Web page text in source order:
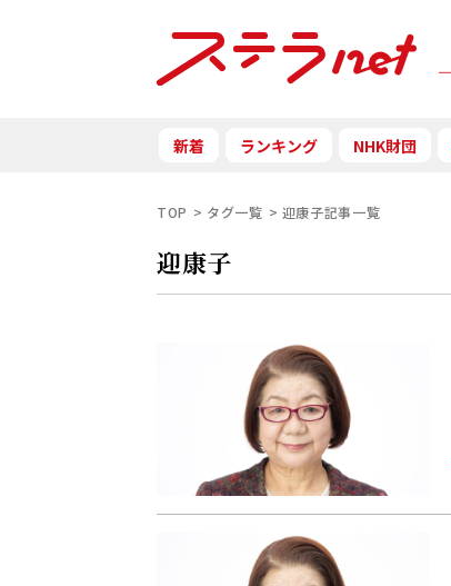
新着 ランキング NHK財団
TOP タグ一覧 迎康子記事一覧
迎康子